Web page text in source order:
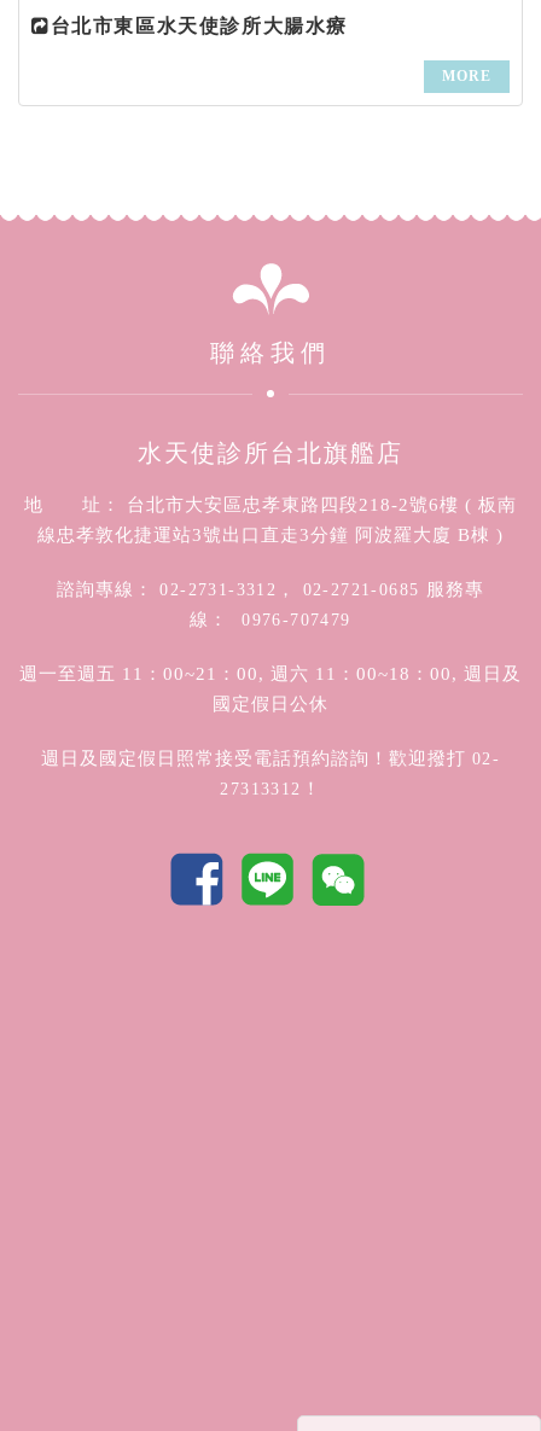
台北市東區水天使診所大腸水療
MORE
聯絡我們
水天使診所台北旗艦店
地 址： 台北市大安區忠孝東路四段218-2號6樓 ( 板南
線忠孝敦化捷運站3號出口直走3分鐘 阿波羅大廈 B棟 )
諮詢專線： 02-2731-3312 ， 02-2721-0685 服務專
線：
0976-707479
週一至週五 11：00~21：00, 週六 11：00~18：00, 週日及
國定假日公休
週日及國定假日照常接受電話預約諮詢！歡迎撥打 02-
27313312 ！